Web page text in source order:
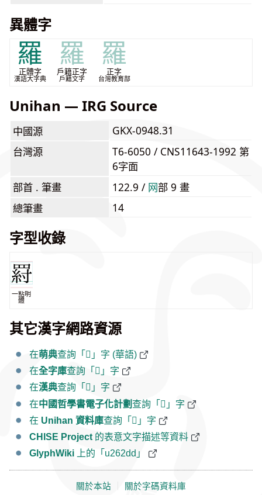
異體字
羅
正體字
漢語大字典
羅
戶籍正字
戶籍文字
羅
正字
台灣教育部
Unihan — IRG Source
中國源
GKX-0948.31
台灣源
T6-6050 / CNS11643-1992 第
6字面
部首 . 筆畫
122.9 / ⽹部 9 畫
總筆畫
14
字型收錄
一點明
體
其它漢字網路資源
在萌典查詢「𦋝」字 (華語)
在全字庫查詢「𦋝」字
在漢典查詢「𦋝」字
在中國哲學書電子化計劃查詢「𦋝」字
在 Unihan 資料庫查詢「𦋝」字
CHISE Project 的表意文字描述等資料
GlyphWiki 上的「u262dd」
關於本站 關於字碼資料庫